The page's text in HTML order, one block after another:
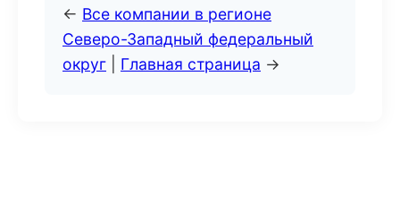
← Все компании в регионе
Северо-Западный федеральный
округ
Главная страница →